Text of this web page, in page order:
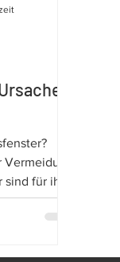
für ihre
können